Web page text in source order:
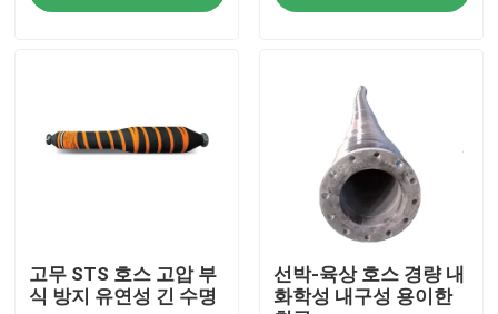
우리 에 관한 것
고무 STS 호스 고압 부
식 방지 유연성 긴 수명
선박-육상 호스 경량 내
화학성 내구성 용이한